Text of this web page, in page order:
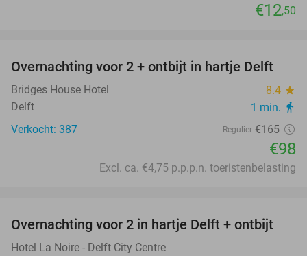
€12,50
41%
Overnachting voor 2 + ontbijt in hartje Delft
Bridges House Hotel 8.4 star
Delft 1 min. directions_walk
Verkocht: 387 Regulier €165
€98
Excl. ca. €4,75 p.p.p.n. toeristenbelasting
26%
Overnachting voor 2 in hartje Delft + ontbijt
Hotel La Noire - Delft City Centre